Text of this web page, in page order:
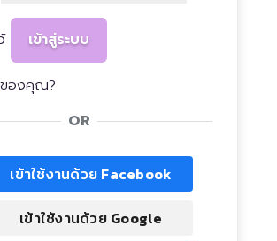
เข้าสู่ระบบ
ของคุณ?
OR
เข้าใช้งานด้วย Facebook
เข้าใช้งานด้วย Google